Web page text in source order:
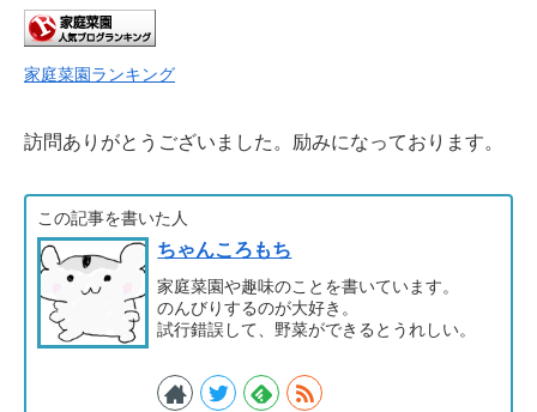
家庭菜園ランキング
訪問ありがとうございました。励みになっております。
この記事を書いた人
ちゃんころもち
家庭菜園や趣味のことを書いています。
のんびりするのが大好き。
試行錯誤して、野菜ができるとうれしい。